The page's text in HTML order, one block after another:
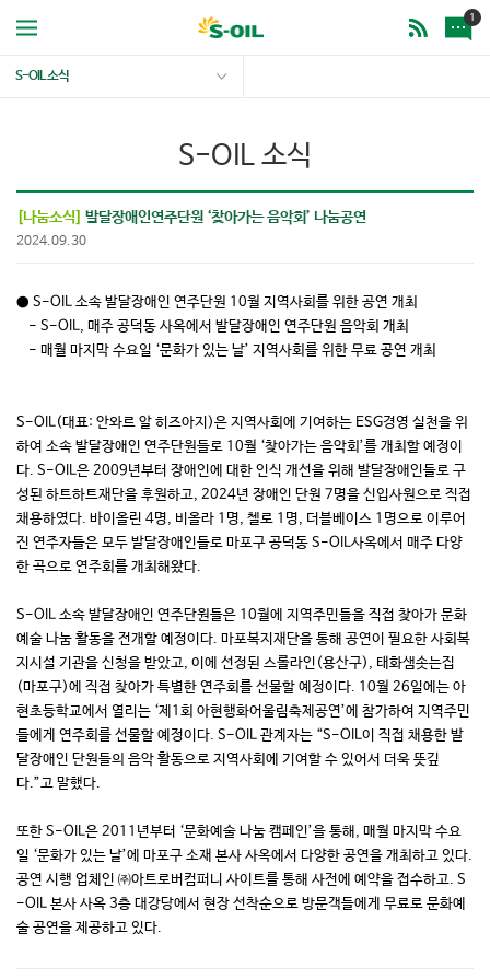
1
S-OIL 소식
S-OIL 소식
[나눔소식] 발달장애인연주단원 ‘찾아가는 음악회’ 나눔공연
2024.09.30
● S-OIL 소속 발달장애인 연주단원 10월 지역사회를 위한 공연 개최
- S-OIL, 매주 공덕동 사옥에서 발달장애인 연주단원 음악회 개최
- 매월 마지막 수요일 ‘문화가 있는 날’ 지역사회를 위한 무료 공연 개최
S-OIL(대표: 안와르 알 히즈아지)은 지역사회에 기여하는 ESG경영 실천을 위
하여 소속 발달장애인 연주단원들로 10월 ‘찾아가는 음악회’를 개최할 예정이
다. S-OIL은 2009년부터 장애인에 대한 인식 개선을 위해 발달장애인들로 구
성된 하트하트재단을 후원하고, 2024년 장애인 단원 7명을 신입사원으로 직접
채용하였다. 바이올린 4명, 비올라 1명, 첼로 1명, 더블베이스 1명으로 이루어
진 연주자들은 모두 발달장애인들로 마포구 공덕동 S-OIL사옥에서 매주 다양
한 곡으로 연주회를 개최해왔다.
S-OIL 소속 발달장애인 연주단원들은 10월에 지역주민들을 직접 찾아가 문화
예술 나눔 활동을 전개할 예정이다. 마포복지재단을 통해 공연이 필요한 사회복
지시설 기관을 신청을 받았고, 이에 선정된 스롤라인(용산구), 태화샘솟는집
(마포구)에 직접 찾아가 특별한 연주회를 선물할 예정이다. 10월 26일에는 아
현초등학교에서 열리는 ‘제1회 아현행화어울림축제공연’에 참가하여 지역주민
들에게 연주회를 선물할 예정이다. S-OIL 관계자는 “S-OIL이 직접 채용한 발
달장애인 단원들의 음악 활동으로 지역사회에 기여할 수 있어서 더욱 뜻깊
다.”고 말했다.
또한 S-OIL은 2011년부터 ‘문화예술 나눔 캠페인’을 통해, 매월 마지막 수요
일 ‘문화가 있는 날’에 마포구 소재 본사 사옥에서 다양한 공연을 개최하고 있다.
공연 시행 업체인 ㈜아트로버컴퍼니 사이트를 통해 사전에 예약을 접수하고. S
-OIL 본사 사옥 3층 대강당에서 현장 선착순으로 방문객들에게 무료로 문화예
술 공연을 제공하고 있다.